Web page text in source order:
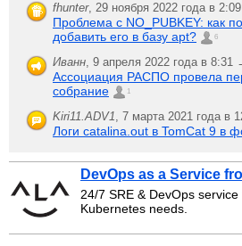
fhunter, 29 ноября 2022 года в
Проблема с NO_PUBKEY: как
добавить его в базу apt?
6
Иванн, 9 апреля 2022 года в 8:31
Ассоциация РАСПО провела
собрание
1
Kiri11.ADV1, 7 марта 2021 года в
Логи catalina.out в TomCat 9 в
DevOps as a Service
24/7 SRE & DevOps
Kubernetes needs.